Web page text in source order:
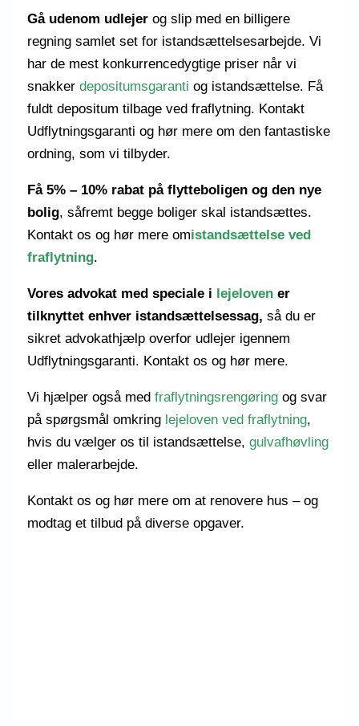
Gå udenom udlejer og slip med en billigere
regning samlet set for istandsættelsesarbejde. Vi
har de mest konkurrencedygtige priser når vi
snakkerdepositumsgaranti og istandsættelse. Få
fuldt depositum tilbage ved fraflytning. Kontakt
Udflytningsgaranti og hør mere om den fantastiske
ordning, som vi tilbyder.
Få 5% – 10% rabat på flytteboligen og den nye
bolig, såfremt begge boliger skal istandsættes.
Kontakt os og hør mere omistandsættelse ved
fraflytning.
Vores advokat med speciale i lejeloven er
tilknyttet enhver istandsættelsessag, så du er
sikret advokathjælpoverfor udlejer igennem
Udflytningsgaranti. Kontakt os og hør mere.
Vi hjælper også medfraflytningsrengøring og svar
på spørgsmål omkring lejeloven ved fraflytning,
hvis du vælger os til istandsættelse,gulvafhøvling
eller malerarbejde.
Kontakt os og hør mere om at renovere hus – og
modtag et tilbud på diverse opgaver.